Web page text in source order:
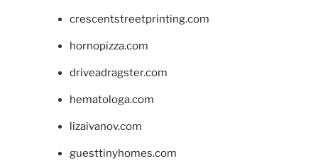
crescentstreetprinting.com
hornopizza.com
driveadragster.com
hematologa.com
lizaivanov.com
guesttinyhomes.com